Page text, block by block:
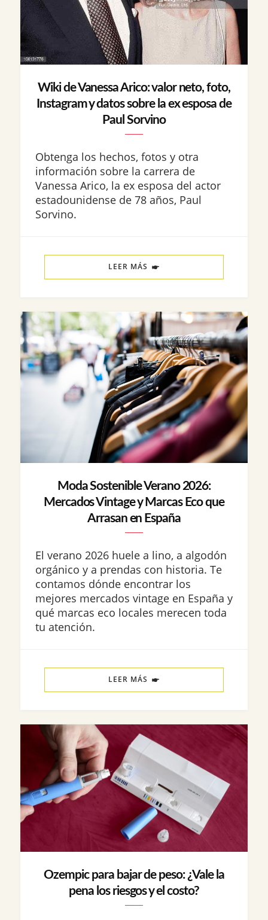
Wiki de Vanessa Arico: valor neto, foto,
Instagram y datos sobre la ex esposa de
Paul Sorvino
Obtenga los hechos, fotos y otra
información sobre la carrera de
Vanessa Arico, la ex esposa del actor
estadounidense de 78 años, Paul
Sorvino.
LEER MÁS
Moda Sostenible Verano 2026:
Mercados Vintage y Marcas Eco que
Arrasan en España
El verano 2026 huele a lino, a algodón
orgánico y a prendas con historia. Te
contamos dónde encontrar los
mejores mercados vintage en España y
qué marcas eco locales merecen toda
tu atención.
LEER MÁS
Ozempic para bajar de peso: ¿Vale la
pena los riesgos y el costo?